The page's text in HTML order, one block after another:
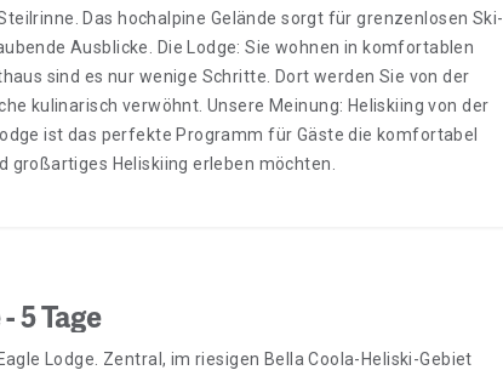
Das hochalpine Gelände sorgt für grenzenlosen Ski-
Ausblicke. Die Lodge: Sie wohnen in komfortablen
sind es nur wenige Schritte. Dort werden Sie von der
kulinarisch verwöhnt. Unsere Meinung: Heliskiing von der
ist das perfekte Programm für Gäste die komfortabel
großartiges Heliskiing erleben möchten.
5 Tage
Lodge. Zentral, im riesigen Bella Coola-Heliski-Gebiet